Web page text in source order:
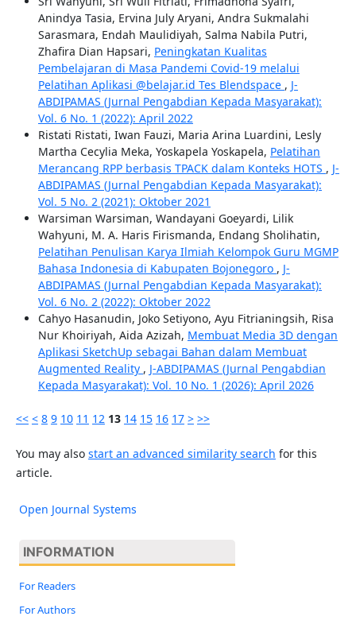
Anindya Tasia, Ervina July Aryani, Andra Sukmalahi
Sarasmara, Endah Maulidiyah, Salma Nabila Putri,
Zhafira Dian Hapsari, Peningkatan Kualitas
Pembelajaran di Masa Pandemi Covid-19 melalui
Pelatihan Aplikasi @belajar.id Tes Blendspace , J-
ABDIPAMAS (Jurnal Pengabdian Kepada Masyarakat):
Vol. 6 No. 1 (2022): April 2022
Ristati Ristati, Iwan Fauzi, Maria Arina Luardini, Lesly
Martha Cecylia Meka, Yoskapela Yoskapela, Pelatihan
Merancang RPP berbasis TPACK dalam Konteks HOTS , J-
ABDIPAMAS (Jurnal Pengabdian Kepada Masyarakat):
Vol. 5 No. 2 (2021): Oktober 2021
Warsiman Warsiman, Wandayani Goeyardi, Lilik
Wahyuni, M. A. Haris Firismanda, Endang Sholihatin,
Pelatihan Penulisan Karya Ilmiah Kelompok Guru MGMP
Bahasa Indonesia di Kabupaten Bojonegoro , J-
ABDIPAMAS (Jurnal Pengabdian Kepada Masyarakat):
Vol. 6 No. 2 (2022): Oktober 2022
Cahyo Hasanudin, Joko Setiyono, Ayu Fitrianingsih, Risa
Nur Khoiriyah, Aida Azizah, Membuat Media 3D dengan
Aplikasi SketchUp sebagai Bahan dalam Membuat
Augmented Reality , J-ABDIPAMAS (Jurnal Pengabdian
Kepada Masyarakat): Vol. 10 No. 1 (2026): April 2026
<< < 8 9 10 11 12 13 14 15 16 17 > >>
You may also start an advanced similarity search for this
article.
Open Journal Systems
INFORMATION
For Readers
For Authors